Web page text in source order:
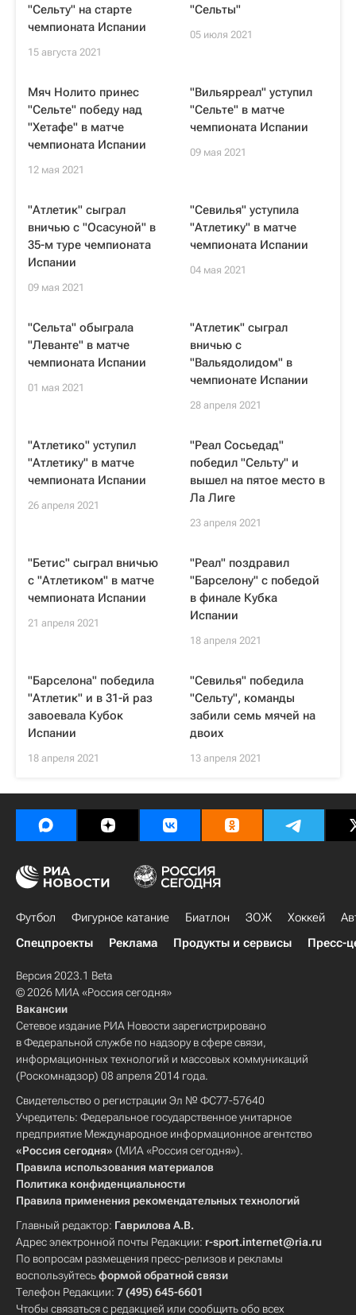
"Сельту" на старте
чемпионата Испании
15 августа 2021
"Сельты"
05 июля 2021
Мяч Нолито принес
"Сельте" победу над
"Хетафе" в матче
чемпионата Испании
12 мая 2021
"Вильярреал" уступил
"Сельте" в матче
чемпионата Испании
09 мая 2021
"Атлетик" сыграл
вничью с "Осасуной" в
35-м туре чемпионата
Испании
09 мая 2021
"Севилья" уступила
"Атлетику" в матче
чемпионата Испании
04 мая 2021
"Сельта" обыграла
"Леванте" в матче
чемпионата Испании
01 мая 2021
"Атлетик" сыграл
вничью с
"Вальядолидом" в
чемпионате Испании
28 апреля 2021
"Атлетико" уступил
"Атлетику" в матче
чемпионата Испании
26 апреля 2021
"Реал Сосьедад"
победил "Сельту" и
вышел на пятое место в
Ла Лиге
23 апреля 2021
"Бетис" сыграл вничью
с "Атлетиком" в матче
чемпионата Испании
21 апреля 2021
"Реал" поздравил
"Барселону" с победой
в финале Кубка
Испании
18 апреля 2021
"Барселона" победила
"Атлетик" и в 31-й раз
завоевала Кубок
Испании
18 апреля 2021
"Севилья" победила
"Сельту", команды
забили семь мячей на
двоих
13 апреля 2021
Футбол Фигурное катание Биатлон ЗОЖ Хоккей
Спецпроекты
Реклама Продукты и сервисы Пресс-
Версия 2023.1 Beta
© 2026 МИА «Россия сегодня»
Вакансии
Сетевое издание РИА Новости зарегистрировано
в Федеральной службе по надзору в сфере связи,
информационных технологий и массовых коммуникаций
(Роскомнадзор) 08 апреля 2014 года.
Свидетельство о регистрации Эл № ФС77-57640
Учредитель: Федеральное государственное унитарное
предприятие Международное информационное агентство
«Россия сегодня» (МИА «Россия сегодня»).
Правила использования материалов
Политика конфиденциальности
Правила применения рекомендательных технологий
Главный редактор: Гаврилова А.В.
Адрес электронной почты Редакции: r-sport.internet@ria.ru
По вопросам размещения пресс-релизов и рекламы
воспользуйтесьформой обратной связи
Телефон Редакции: 7 (495) 645-6601
Чтобы связаться с редакцией или сообщить обо всех